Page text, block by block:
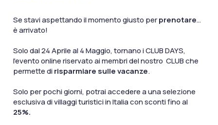
Se stavi aspettando il momento giusto perprenotare…
è arrivato!
Solo dal 24 Aprile al 4 Maggio, tornano i CLUB DAYS,
l’evento online riservato ai membri del nostro CLUB che
permette dirisparmiare sulle vacanze.
Solo per pochi giorni, potrai accedere a una selezione
esclusiva di villaggi turistici in Italia con sconti fino al
25%.